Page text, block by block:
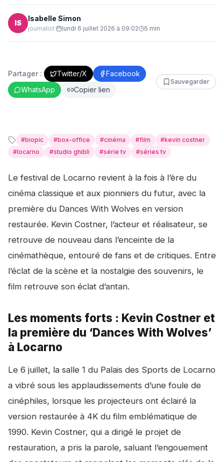
IS
Isabelle Simon
journalist· lundi 6 juillet 2026 à 09:02 5 min
Partager : Twitter/X
Facebook
WhatsApp
Copier lien
Sauvegarder
#biopic #box-office #cinéma #film #kevin costner
#locarno #studio ghibli #série tv #séries tv
Le festival de Locarno revient à la fois à l’ère du
cinéma classique et aux pionniers du futur, avec la
première du Dances With Wolves en version
restaurée. Kevin Costner, l’acteur et réalisateur, se
retrouve de nouveau dans l’enceinte de la
cinémathèque, entouré de fans et de critiques. Entre
l’éclat de la scène et la nostalgie des souvenirs, le
film retrouve son éclat d’antan.
Les moments forts : Kevin Costner et
la première du ‘Dances With Wolves’
à Locarno
Le 6 juillet, la salle 1 du Palais des Sports de Locarno
a vibré sous les applaudissements d’une foule de
cinéphiles, lorsque les projecteurs ont éclairé la
version restaurée à 4K du film emblématique de
1990. Kevin Costner, qui a dirigé le projet de
restauration, a pris la parole, saluant l’engouement